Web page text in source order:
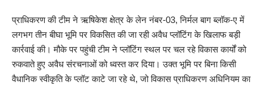
प्राधिकरण की टीम ने ऋषिकेश क्षेत्र के लेन नंबर-03, निर्मल बाग ब्लॉक-ए में
लगभग तीन बीघा भूमि पर विकसित की जा रही अवैध प्लॉटिंग के खिलाफ बड़ी
कार्रवाई की। मौके पर पहुंची टीम ने प्लॉटिंग स्थल पर चल रहे विकास कार्यों को
रुकवाते हुए अवैध संरचनाओं को ध्वस्त कर दिया। उक्त भूमि पर बिना किसी
वैधानिक स्वीकृति के प्लॉट काटे जा रहे थे, जो विकास प्राधिकरण अधिनियम का